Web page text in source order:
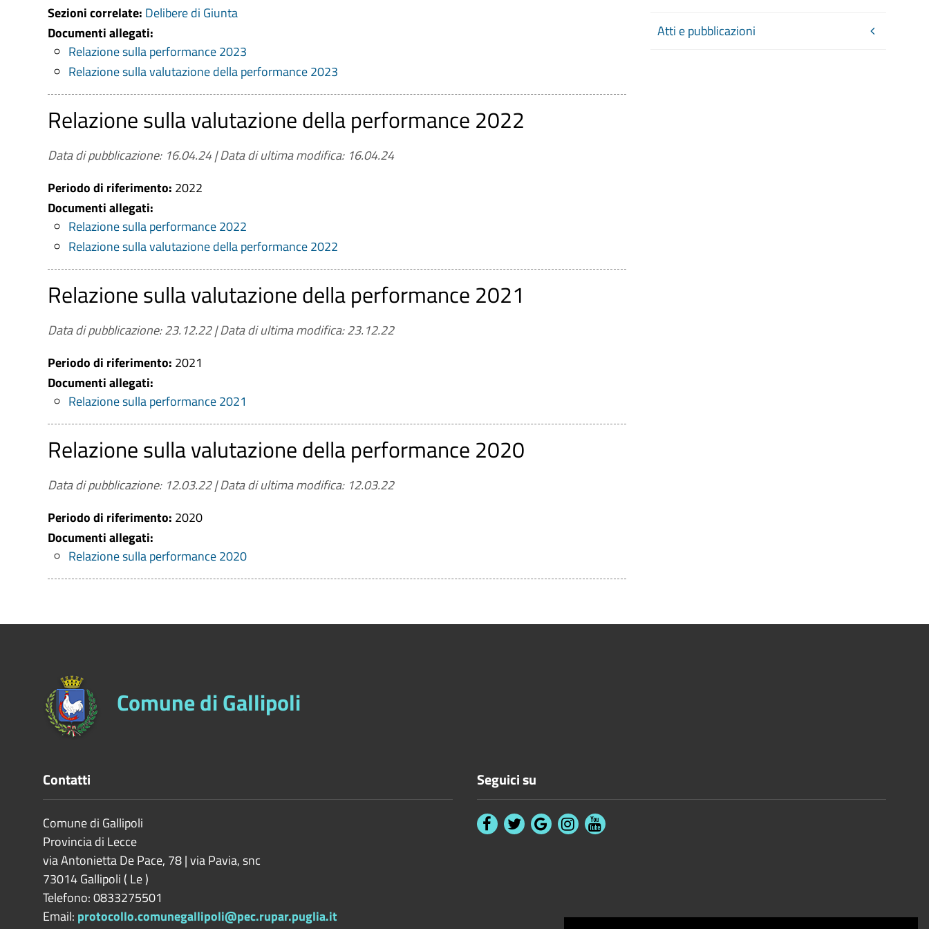
Sezioni correlate: Delibere di Giunta
Documenti allegati:
Relazione sulla performance 2023
Relazione sulla valutazione della performance 2023
Relazione sulla valutazione della performance 2022
Data di pubblicazione: 16.04.24|Data di ultima modifica: 16.04.24
Periodo di riferimento: 2022
Documenti allegati:
Relazione sulla performance 2022
Relazione sulla valutazione della performance 2022
Relazione sulla valutazione della performance 2021
Data di pubblicazione: 23.12.22|Data di ultima modifica: 23.12.22
Periodo di riferimento: 2021
Documenti allegati:
Relazione sulla performance 2021
Relazione sulla valutazione della performance 2020
Data di pubblicazione: 12.03.22|Data di ultima modifica: 12.03.22
Periodo di riferimento: 2020
Documenti allegati:
Relazione sulla performance 2020
Atti e pubblicazioni
Comune di Gallipoli
Contatti
Comune di Gallipoli
Provincia di Lecce
via Antonietta De Pace, 78 | via Pavia, snc
73014Gallipoli ( Le)
Telefono: 0833275501
Email: protocollo.comunegallipoli@pec.rupar.puglia.it
Seguici su